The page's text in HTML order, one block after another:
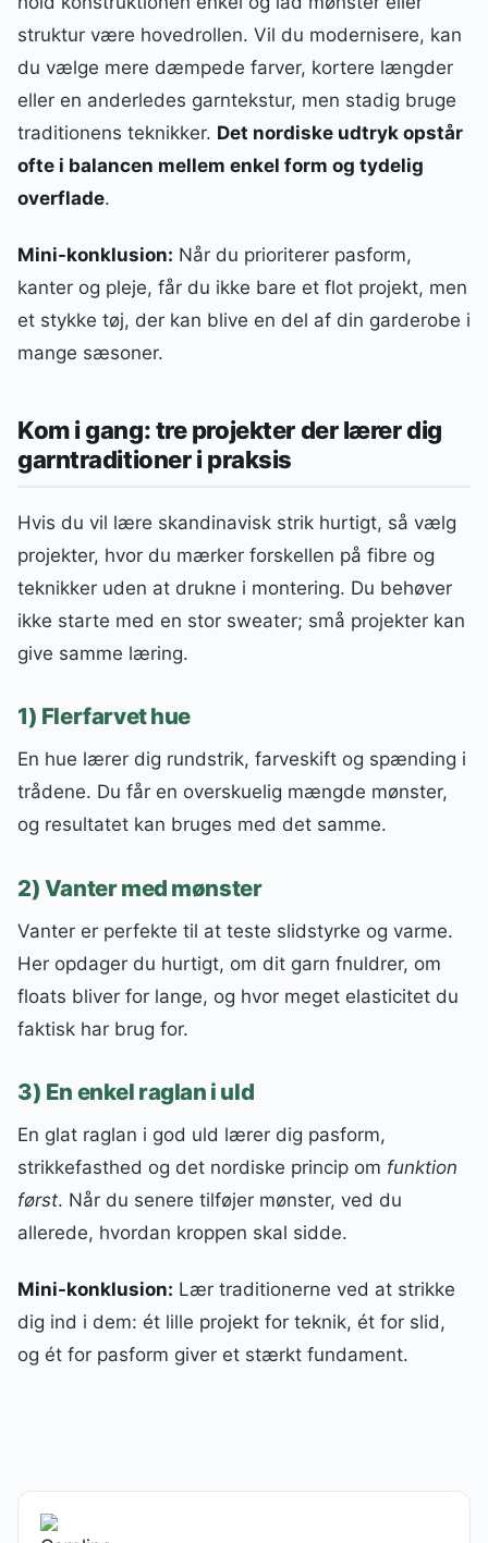
struktur være hovedrollen. Vil du modernisere, kan
du vælge mere dæmpede farver, kortere længder
eller en anderledes garntekstur, men stadig bruge
traditionens teknikker. Det nordiske udtryk opstår
ofte i balancen mellem enkel form og tydelig
overflade.
Mini-konklusion: Når du prioriterer pasform,
kanter og pleje, får du ikke bare et flot projekt, men
et stykke tøj, der kan blive en del af din garderobe i
mange sæsoner.
Kom i gang: tre projekter der lærer dig
garntraditioner i praksis
Hvis du vil lære skandinavisk strik hurtigt, så vælg
projekter, hvor du mærker forskellen på fibre og
teknikker uden at drukne i montering. Du behøver
ikke starte med en stor sweater; små projekter kan
give samme læring.
1) Flerfarvet hue
En hue lærer dig rundstrik, farveskift og spænding i
trådene. Du får en overskuelig mængde mønster,
og resultatet kan bruges med det samme.
2) Vanter med mønster
Vanter er perfekte til at teste slidstyrke og varme.
Her opdager du hurtigt, om dit garn fnuldrer, om
floats bliver for lange, og hvor meget elasticitet du
faktisk har brug for.
3) En enkel raglan i uld
En glat raglan i god uld lærer dig pasform,
strikkefasthed og det nordiske princip om funktion
først. Når du senere tilføjer mønster, ved du
allerede, hvordan kroppen skal sidde.
Mini-konklusion: Lær traditionerne ved at strikke
dig ind i dem: ét lille projekt for teknik, ét for slid,
og ét for pasform giver et stærkt fundament.